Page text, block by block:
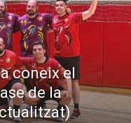
coneix el
de la